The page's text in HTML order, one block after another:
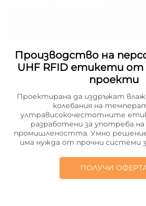
Производство на
UHF RFID етикети от
проекти
Проектирана да издръжат
колебания на
ултрависокочестотните
разработени за употреба
промишлеността. Умно решение
има нужда от прочни системи
ПОЛУЧИ